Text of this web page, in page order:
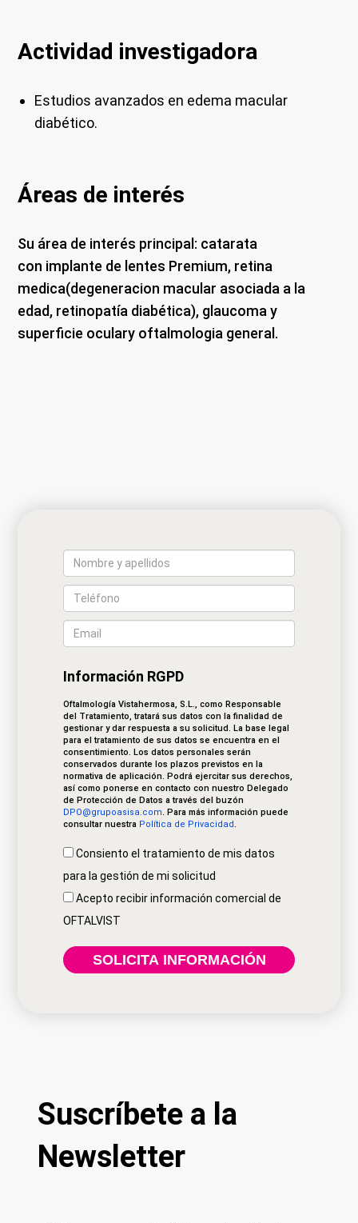
Actividad investigadora
Estudios avanzados en edema macular
diabético.
Áreas de interés
Su área de interés principal: catarata
con implante de lentes Premium, retina
medica(degeneracion macular asociada a la
edad, retinopatía diabética), glaucoma y
superficie oculary oftalmologia general.
Información RGPD
Oftalmología Vistahermosa, S.L., como Responsable
del Tratamiento, tratará sus datos con la finalidad de
gestionar y dar respuesta a su solicitud. La base legal
para el tratamiento de sus datos se encuentra en el
consentimiento. Los datos personales serán
conservados durante los plazos previstos en la
normativa de aplicación. Podrá ejercitar sus derechos,
así como ponerse en contacto con nuestro Delegado
de Protección de Datos a través del buzón
DPO@grupoasisa.com. Para más información puede
consultar nuestra Política de Privacidad.
Consiento el tratamiento de mis datos
para la gestión de mi solicitud
Acepto recibir información comercial de
OFTALVIST
Suscríbete a la
Newsletter